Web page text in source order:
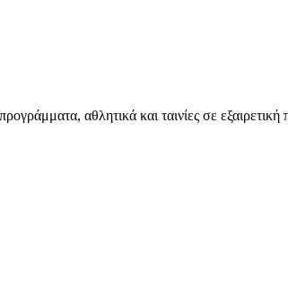
αθλητικά και ταινίες σε εξαιρετική